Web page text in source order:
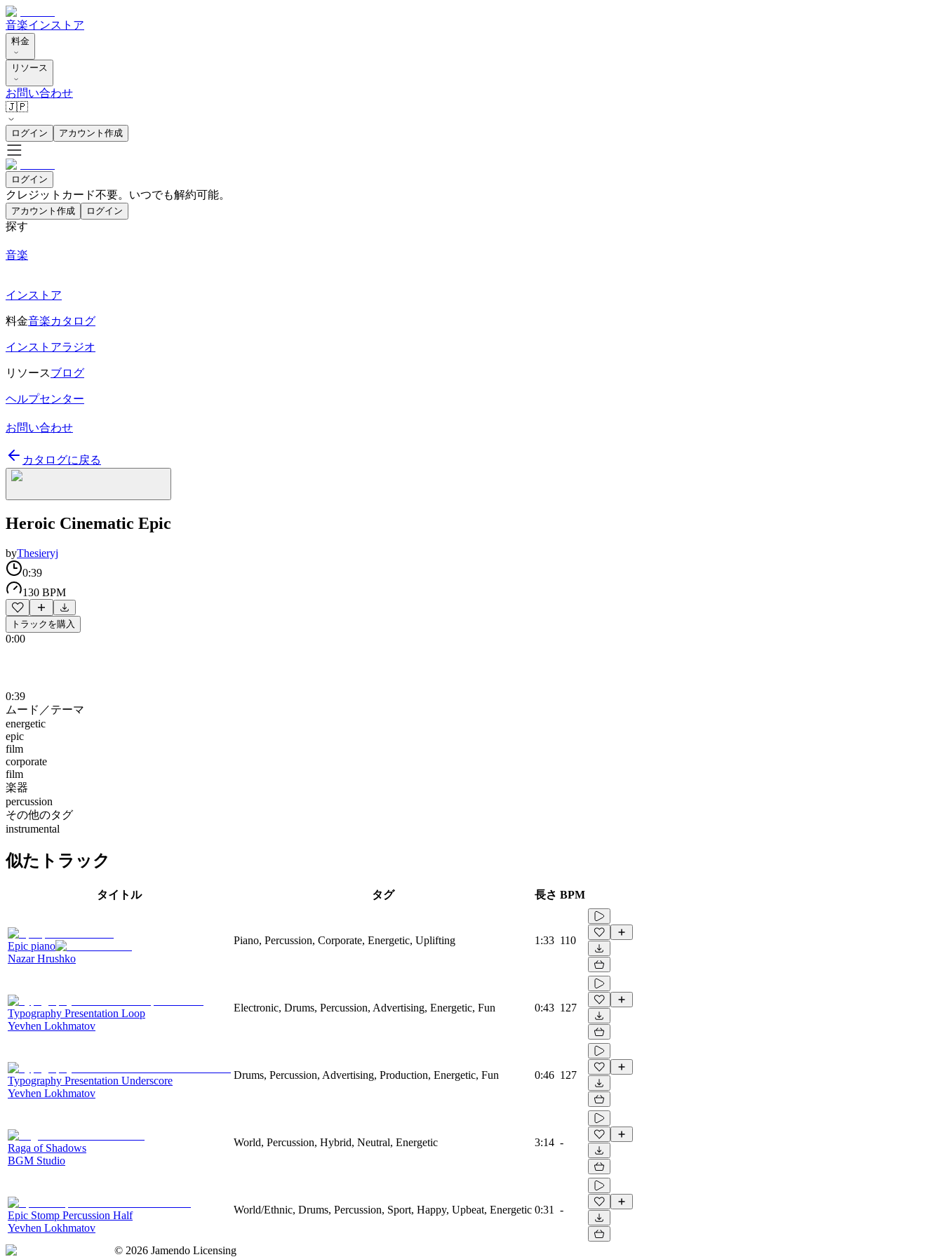
音楽インストア
料金
リソース
お問い合わせ
🇯🇵
ログイン アカウント作成
ログイン
クレジットカード不要。いつでも解約可能。
アカウント作成 ログイン
探す
音楽
インストア
料金音楽カタログ
インストアラジオ
リソースブログ
ヘルプセンター
お問い合わせ
カタログに戻る
Heroic Cinematic Epic
byThesieryj
0:39
130 BPM
トラックを購入
0:00
0:39
ムード／テーマ
energetic
epic
film
corporate
film
楽器
percussion
その他のタグ
instrumental
似たトラック
タイトル タグ 長さ BPM
Epic piano
Nazar Hrushko
Piano, Percussion, Corporate, Energetic, Uplifting 1:33 110
Typography Presentation Loop
Yevhen Lokhmatov
Electronic, Drums, Percussion, Advertising, Energetic, Fun 0:43 127
Typography Presentation Underscore
Yevhen Lokhmatov
Drums, Percussion, Advertising, Production, Energetic, Fun 0:46 127
Raga of Shadows
BGM Studio
World, Percussion, Hybrid, Neutral, Energetic 3:14 -
Epic Stomp Percussion Half
Yevhen Lokhmatov
World/Ethnic, Drums, Percussion, Sport, Happy, Upbeat, Energetic 0:31 -
© 2026 Jamendo Licensing